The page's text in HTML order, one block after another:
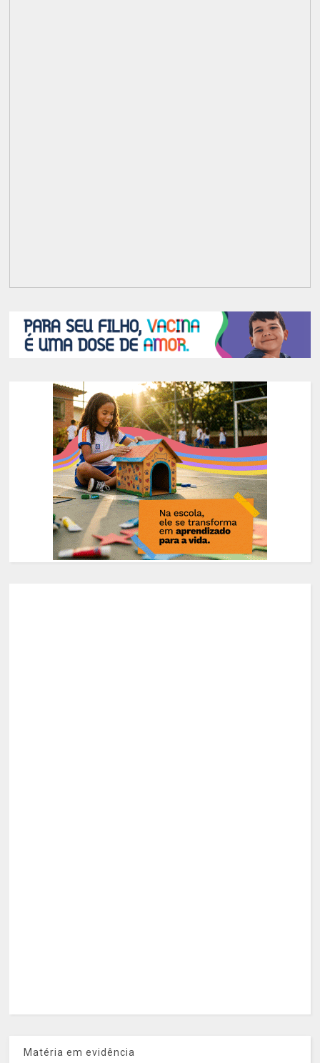
Matéria em evidência